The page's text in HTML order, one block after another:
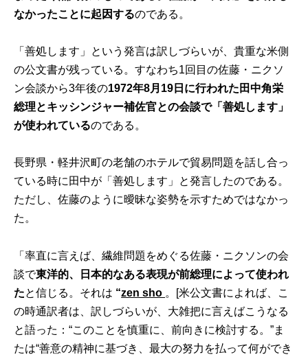
なかったことに起因するのである。
「善処します」という発言は訳しづらいが、貴重な米側
の公文書が残っている。すなわち1回目の佐藤・ニクソ
ン会談から3年後の1972年8月19日に行われた田中角栄
総理とキッシンジャー補佐官との会談で「善処します」
が使われているのである。
長野県・軽井沢町の老舗のホテルで貿易問題を話し合っ
ている時に田中が「善処します」と発言したのである。
ただし、佐藤のように曖昧な姿勢を示すためではなかっ
た。
「率直に言えば、繊維問題をめぐる佐藤・ニクソンの会
談で東洋的、日本的なある表現が前総理によって使われ
たと信じる。それは “zen sho 。[米公文書によれば、こ
の時通訳者は、訳しづらいが、大雑把に言えばこうなる
と語った：“このことを慎重に、前向きに検討する。”ま
たは“善意の精神に基づき、最大の努力を払って何ができ